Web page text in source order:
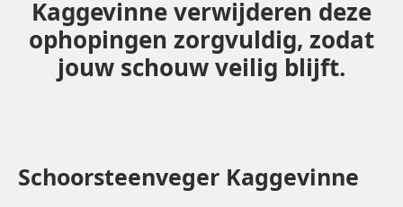
Kaggevinne verwijderen deze
ophopingen zorgvuldig, zodat
jouw schouw veilig blijft.
Schoorsteenveger Kaggevinne